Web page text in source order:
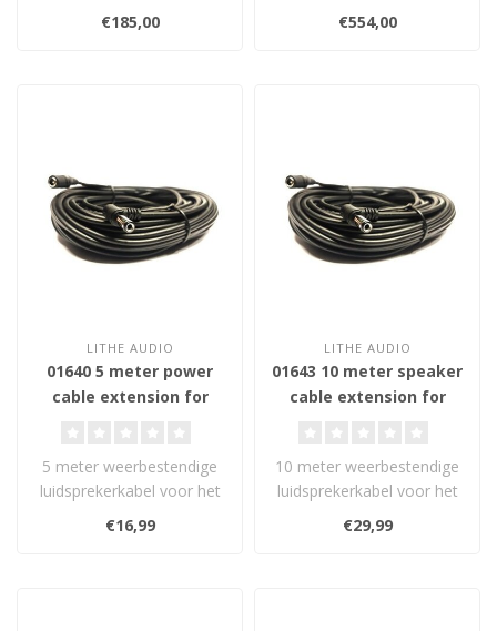
Speaker – een
weerbestendige speaker..
€185,00
Garden Rock Speakers
(Pair) – weerbe..
€554,00
LITHE AUDIO
01640 5 meter power
cable extension for
5 meter weerbestendige
luidsprekerkabel voor het
verlengen van de
verbinding tus..
€16,99
LITHE AUDIO
01643 10 meter speaker
cable extension for
10 meter weerbestendige
luidsprekerkabel voor het
verlengen van de
verbinding tu..
€29,99